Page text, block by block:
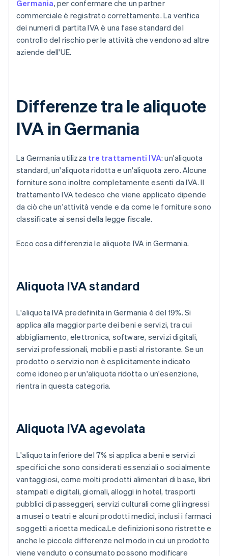
Germania, per confermare che un partner
commerciale è registrato correttamente. La verifica
dei numeri di partita IVA è una fase standard del
controllo del rischio per le attività che vendono ad altre
aziende dell'UE.
Differenze tra le aliquote
IVA in Germania
La Germania utilizza tre trattamenti IVA: un'aliquota
standard, un'aliquota ridotta e un'aliquota zero. Alcune
forniture sono inoltre completamente esenti da IVA. Il
trattamento IVA tedesco che viene applicato dipende
da ciò che un'attività vende e da come le forniture sono
classificate ai sensi della legge fiscale.
Ecco cosa differenzia le aliquote IVA in Germania.
Aliquota IVA standard
L'aliquota IVA predefinita in Germania è del 19%. Si
applica alla maggior parte dei beni e servizi, tra cui
abbigliamento, elettronica, software, servizi digitali,
servizi professionali, mobili e pasti al ristorante. Se un
prodotto o servizio non è esplicitamente indicato
come idoneo per un'aliquota ridotta o un'esenzione,
rientra in questa categoria.
Aliquota IVA agevolata
L'aliquota inferiore del 7% si applica a beni e servizi
specifici che sono considerati essenziali o socialmente
vantaggiosi, come molti prodotti alimentari di base, libri
stampati e digitali, giornali, alloggi in hotel, trasporti
pubblici di passeggeri, servizi culturali come gli ingressi
a musei o teatri e alcuni prodotti medici, inclusi i farmaci
soggetti a ricetta medica.Le definizioni sono ristrette e
anche le piccole differenze nel modo in cui un prodotto
viene venduto o consumato possono modificare